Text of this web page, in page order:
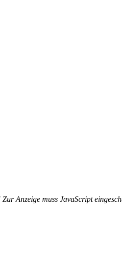
Anzeige muss JavaScript